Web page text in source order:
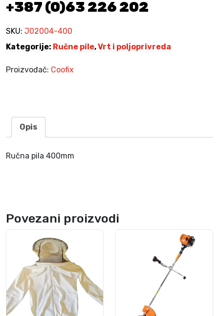
k
l
č
+387 (0)63 226 202
SKU: J02004-400
Kategorije: Ručne pile,Vrt i poljoprivreda
Proizvođač: Coofix
Opis
Ručna pila 400mm
Povezani proizvodi